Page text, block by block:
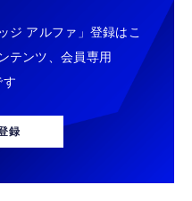
ジ アルファ」登録はこ
テンツ、会員専用
す
録